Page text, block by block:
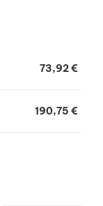
73,92 €
190,75 €